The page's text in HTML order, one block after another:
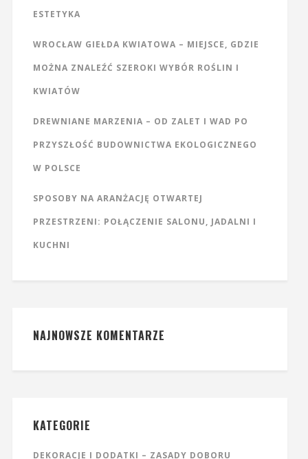
ESTETYKA
WROCŁAW GIEŁDA KWIATOWA – MIEJSCE, GDZIE
MOŻNA ZNALEŹĆ SZEROKI WYBÓR ROŚLIN I
KWIATÓW
DREWNIANE MARZENIA – OD ZALET I WAD PO
PRZYSZŁOŚĆ BUDOWNICTWA EKOLOGICZNEGO
W POLSCE
SPOSOBY NA ARANŻACJĘ OTWARTEJ
PRZESTRZENI: POŁĄCZENIE SALONU, JADALNI I
KUCHNI
NAJNOWSZE KOMENTARZE
KATEGORIE
DEKORACJE I DODATKI – ZASADY DOBORU